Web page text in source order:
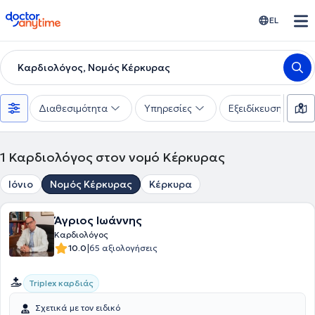
doctoranytime EL
Καρδιολόγος, Νομός Κέρκυρας
Διαθεσιμότητα Υπηρεσίες Εξειδίκευση
1 Καρδιολόγος στον νομό Κέρκυρας
Ιόνιο Νομός Κέρκυρας Κέρκυρα
Άγριος Ιωάννης
Καρδιολόγος
10.0|65 αξιολογήσεις
Triplex καρδιάς
Σχετικά με τον ειδικό